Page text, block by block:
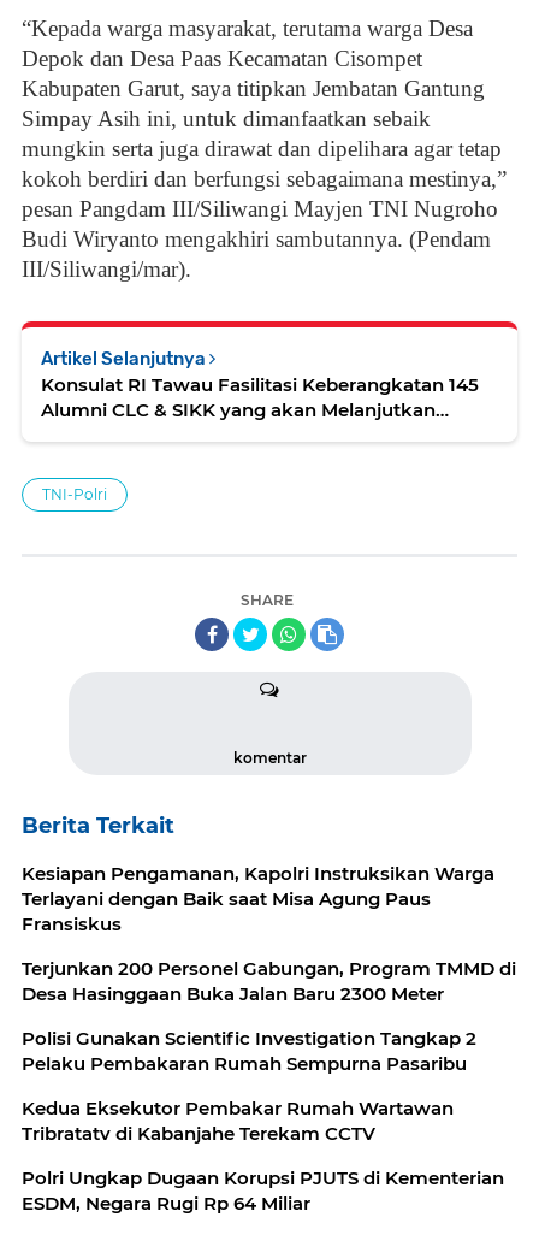
“Kepada warga masyarakat, terutama warga Desa
Depok dan Desa Paas Kecamatan Cisompet
Kabupaten Garut, saya titipkan Jembatan Gantung
Simpay Asih ini, untuk dimanfaatkan sebaik
mungkin serta juga dirawat dan dipelihara agar tetap
kokoh berdiri dan berfungsi sebagaimana mestinya,”
pesan Pangdam III/Siliwangi Mayjen TNI Nugroho
Budi Wiryanto mengakhiri sambutannya. (Pendam
III/Siliwangi/mar).
Artikel Selanjutnya
Konsulat RI Tawau Fasilitasi Keberangkatan 145
Alumni CLC & SIKK yang akan Melanjutkan
TNI-Polri
SHARE
komentar
Berita Terkait
Kesiapan Pengamanan, Kapolri Instruksikan Warga
Terlayani dengan Baik saat Misa Agung Paus
Fransiskus
Terjunkan 200 Personel Gabungan, Program TMMD di
Desa Hasinggaan Buka Jalan Baru 2300 Meter
Polisi Gunakan Scientific Investigation Tangkap 2
Pelaku Pembakaran Rumah Sempurna Pasaribu
Kedua Eksekutor Pembakar Rumah Wartawan
Tribratatv di Kabanjahe Terekam CCTV
Polri Ungkap Dugaan Korupsi PJUTS di Kementerian
ESDM, Negara Rugi Rp 64 Miliar